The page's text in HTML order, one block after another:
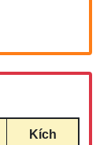
Kích